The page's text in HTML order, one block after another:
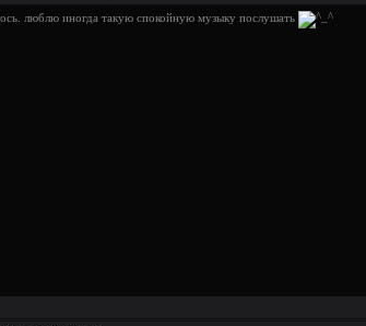
люблю иногда такую спокойную музыку послушать